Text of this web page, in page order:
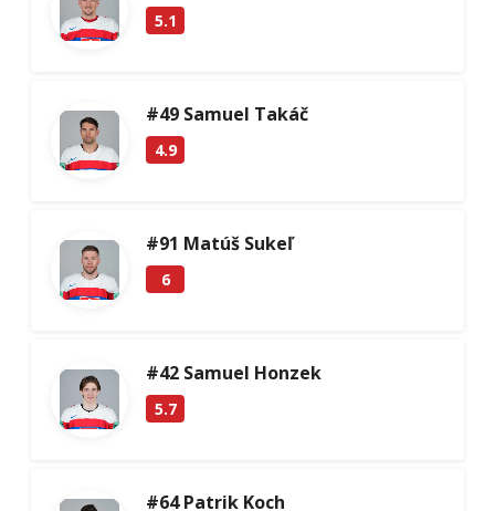
5.1
#49 Samuel Takáč
4.9
#91 Matúš Sukeľ
6
#42 Samuel Honzek
5.7
#64 Patrik Koch